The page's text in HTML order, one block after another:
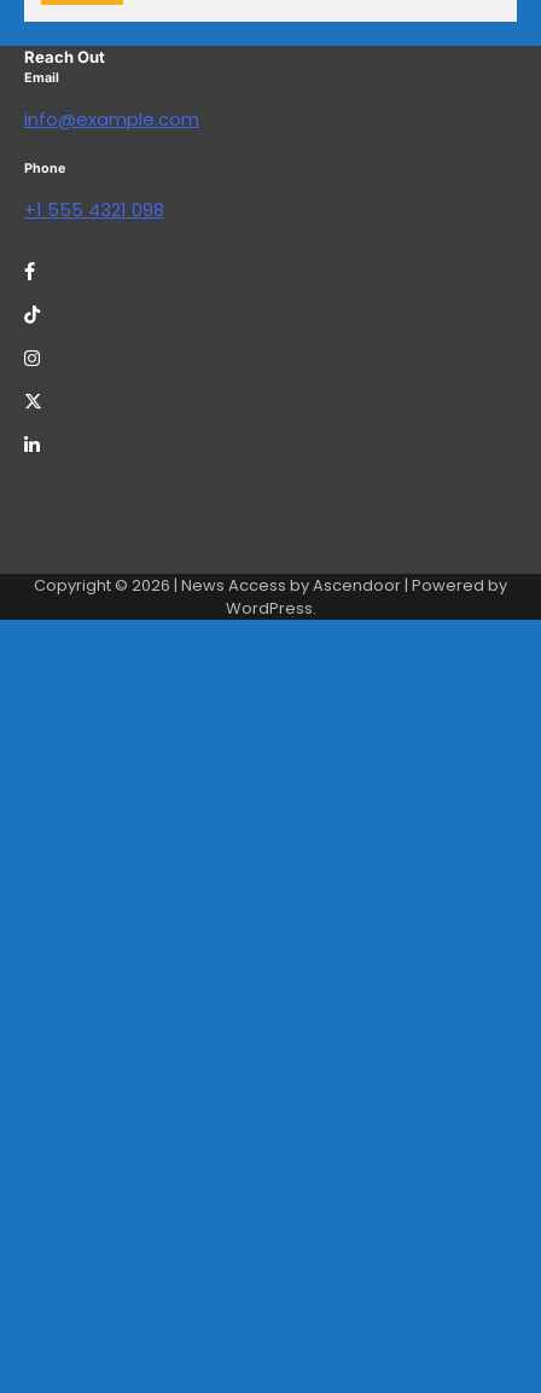
Reach Out
Email
info@example.com
Phone
+1 555 4321 098
Copyright © 2026 | News Access byAscendoor | Powered by
WordPress.